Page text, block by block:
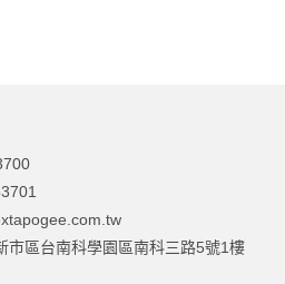
市區台南科學園區南科三路5號1樓